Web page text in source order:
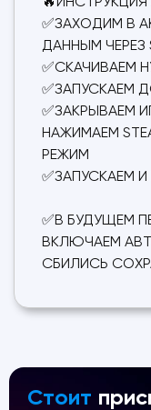
✅ЗАХОДИМ В
ДАННЫМ ЧЕРЕЗ
✅СКАЧИВАЕМ
✅ЗАПУСКАЕМ
✅ЗАКРЫВАЕМ
НАЖИМАЕМ
РЕЖИМ
✅ЗАПУСКАЕМ
✅В БУДУЩЕМ
ВКЛЮЧАЕМ
СБИЛИСЬ
Стоит